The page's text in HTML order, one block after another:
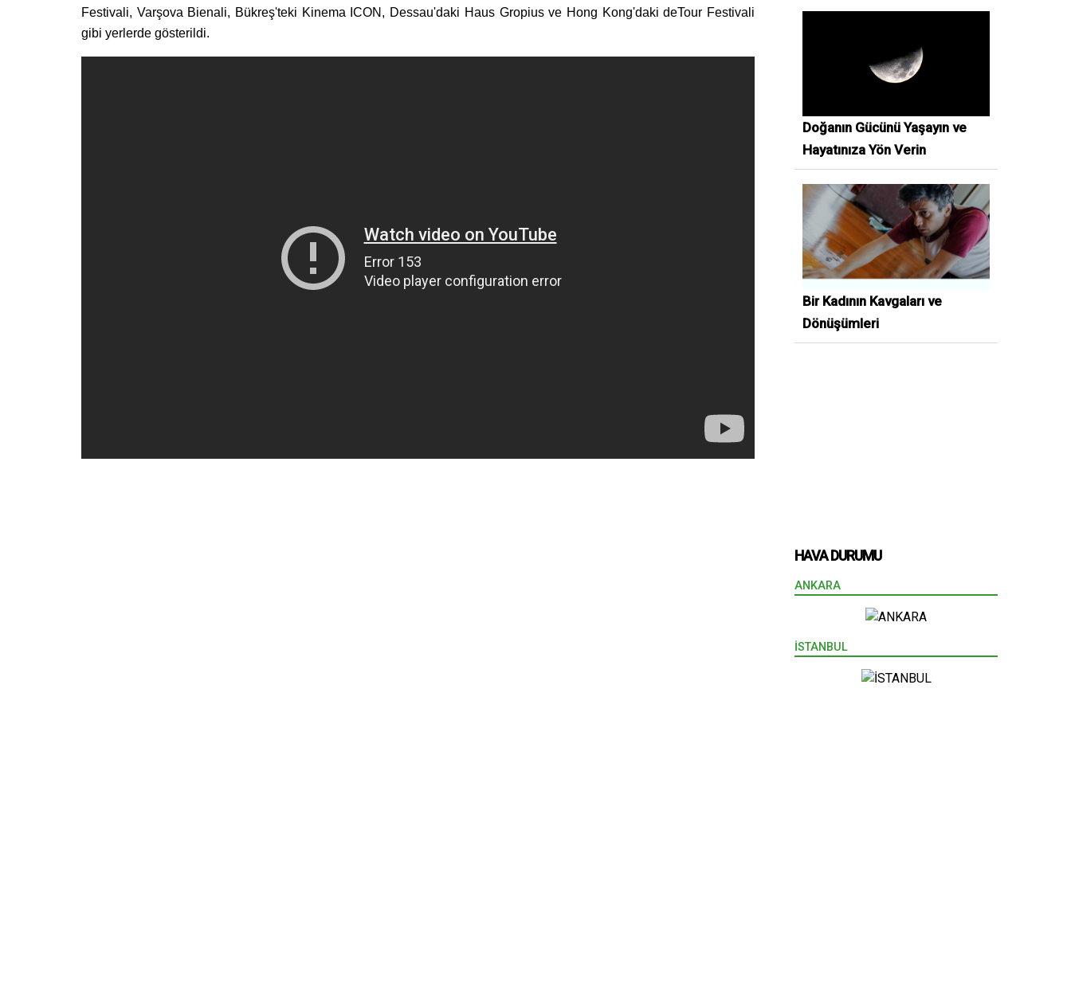
Festivali, Varşova Bienali, Bükreş'teki Kinema ICON, Dessau'daki Haus Gropius ve Hong Kong'daki deTour Festivali
gibi yerlerde gösterildi.
Doğanın Gücünü Yaşayın ve
Hayatınıza Yön Verin
Bir Kadının Kavgaları ve
Dönüşümleri
HAVA DURUMU
ANKARA
İSTANBUL